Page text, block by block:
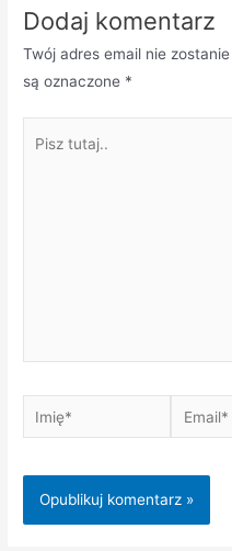
Dodaj komentarz
Twój adres email nie
są oznaczone *
Imię* Email*